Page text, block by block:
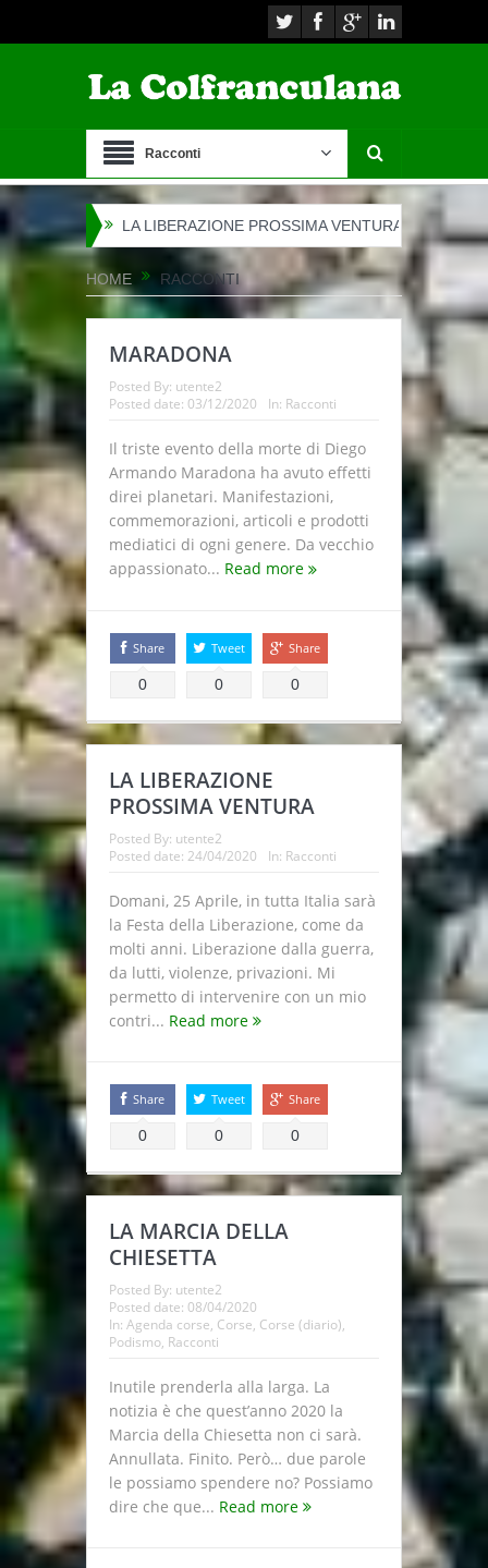
Racconti
LA LIBERAZIONE PROSSIMA VENTURA LA MARCIA
HOME RACCONTI
MARADONA
Posted By: utente2
Posted date: 03/12/2020 In: Racconti
Il triste evento della morte di Diego
Armando Maradona ha avuto effetti
direi planetari. Manifestazioni,
commemorazioni, articoli e prodotti
mediatici di ogni genere. Da vecchio
appassionato... Read more
Share
0
Tweet
0
Share
0
LA LIBERAZIONE
PROSSIMA VENTURA
Posted By: utente2
Posted date: 24/04/2020 In: Racconti
Domani, 25 Aprile, in tutta Italia sarà
la Festa della Liberazione, come da
molti anni. Liberazione dalla guerra,
da lutti, violenze, privazioni. Mi
permetto di intervenire con un mio
contri... Read more
Share
0
Tweet
0
Share
0
LA MARCIA DELLA
CHIESETTA
Posted By: utente2
Posted date: 08/04/2020
In: Agenda corse, Corse, Corse (diario),
Podismo, Racconti
Inutile prenderla alla larga. La
notizia è che quest’anno 2020 la
Marcia della Chiesetta non ci sarà.
Annullata. Finito. Però… due parole
le possiamo spendere no? Possiamo
dire che que... Read more